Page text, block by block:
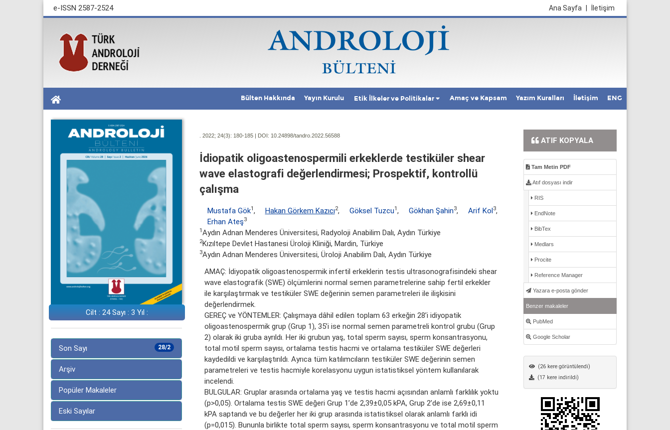
e-ISSN 2587-2524 İletişim
Ana Sayfa
Bülten Hakkında Yayın Kurulu Etik İlkeler ve Politikalar Amaç ve Kapsam Yazım Kuralları İletişim ENG
Cilt : 24 Sayı : 3 Yıl :
28/2
Son Sayı
Arşiv
Popüler Makaleler
Eski Sayılar
. 2022; 24(3): 180-185 | DOI: 10.24898/tandro.2022.56588
İdiopatik oligoastenospermili erkeklerde testiküler shear
wave elastografi değerlendirmesi; Prospektif, kontrollü
çalışma
Mustafa Gök1 , Hakan Görkem Kazıcı2, Göksel Tuzcu1 , Gökhan Şahin3, Arif Kol3,
Erhan Ateş3
1 Aydın Adnan Menderes Üniversitesi, Radyoloji Anabilim Dalı, Aydın Türkiye
2Kızıltepe Devlet Hastanesi Üroloji Kliniği, Mardin, Türkiye
3Aydın Adnan Menderes Üniversitesi, Üroloji Anabilim Dalı, Aydın Türkiye
AMAÇ: İdiyopatik oligoastenospermik infertil erkeklerin testis ultrasonografisindeki shear
wave elastografik (SWE) ölçümlerini normal semen parametrelerine sahip fertil erkekler
ile karşılaştırmak ve testiküler SWE değerinin semen parametreleri ile ilişkisini
değerlendirmek.
GEREÇ ve YÖNTEMLER: Çalışmaya dâhil edilen toplam 63 erkeğin 28’i idiyopatik
oligoastenospermik grup (Grup 1), 35’i ise normal semen parametreli kontrol grubu (Grup
2) olarak iki gruba ayrıldı. Her iki grubun yaş, total sperm sayısı, sperm konsantrasyonu,
total motil sperm sayısı, ortalama testis hacmi ve ortalama testiküler SWE değerleri
kaydedildi ve karşılaştırıldı. Ayrıca tüm katılımcıların testiküler SWE değerinin semen
parametreleri ve testis hacmiyle korelasyonu uygun istatistiksel yöntem kullanılarak
incelendi.
BULGULAR: Gruplar arasında ortalama yaş ve testis hacmi açısından anlamlı farklılık yoktu
(p>0,05). Ortalama testis SWE değeri Grup 1’de 2,39±0,05 kPA, Grup 2’de ise 2,69±0,11
kPA saptandı ve bu değerler her iki grup arasında istatistiksel olarak anlamlı farklı idi
(p=0,015). Bununla birlikte total sperm sayısı, sperm konsantrasyonu ve total motil sperm
ATIF KOPYALA
Tam Metin PDF
Atıf dosyası indir
RIS
EndNote
BibTex
Medlars
Procite
Reference Manager
Yazara e-posta gönder
Benzer makaleler
PubMed
Google Scholar
(26 kere görüntülendi)
(17 kere indirildi)